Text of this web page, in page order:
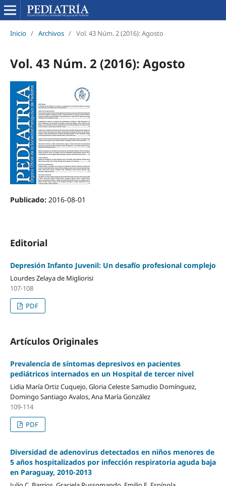
Inicio / Archivos / Vol. 43 Núm. 2 (2016): Agosto
Vol. 43 Núm. 2 (2016): Agosto
Publicado: 2016-08-01
Editorial
Depresión Infanto Juvenil: Un desafío profesional complejo
Lourdes Zelaya de Migliorisi
107-108
PDF
Artículos Originales
Prevalencia de síntomas depresivos en pacientes
pediátricos internados en un Hospital de tercer nivel
Lidia María Ortiz Cuquejo, Gloria Celeste Samudio Domínguez,
Domingo Santiago Avalos, Ana María González
109-114
PDF
Diversidad de adenovirus detectados en niños menores de
5 años hospitalizados por infección respiratoria aguda baja
en Paraguay, 2010-2013